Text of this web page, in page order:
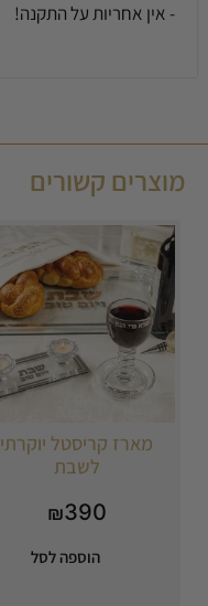
- אין אחריות על התקנה!
מוצרים קשורים
מארז קריסטל יוקרתי
לשבת
₪390
הוספה לסל